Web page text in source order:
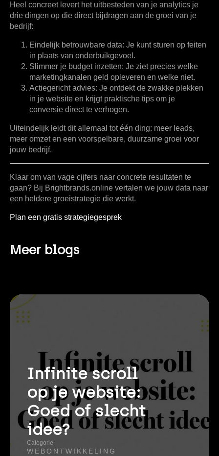
Heel concreet levert het uitbesteden van je analytics je
drie dingen op die direct bijdragen aan de groei van je
bedrijf:
Eindelijk betrouwbare data: Je kunt sturen op feiten
in plaats van onderbuikgevoel.
Slimmer je budget inzetten: Je ziet precies welke
marketingkanalen geld opleveren en welke niet.
Actiegericht advies: Je ontdekt de zwakke plekken
in je website en krijgt praktische tips om je
conversie direct te verhogen.
Uiteindelijk leidt dit allemaal tot één ding: meer leads,
meer omzet en een voorspelbare, duurzame groei voor
jouw bedrijf.
Klaar om van vage cijfers naar concrete resultaten te
gaan? Bij Brightbrands.online vertalen we jouw data naar
een heldere groeistrategie die werkt.
Plan een gratis strategiegesprek
Meer blogs
Infinite scroll
op je website:
Goed of slecht
idee?
Categorie
WEBONTWIKKELING